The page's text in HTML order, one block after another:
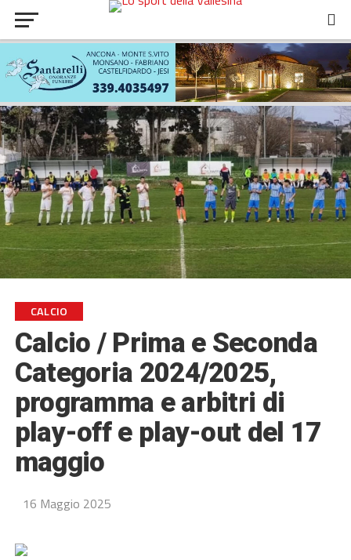
CALCIO
Calcio / Prima e Seconda
Categoria 2024/2025,
programma e arbitri di
play-off e play-out del 17
maggio
16 Maggio 2025